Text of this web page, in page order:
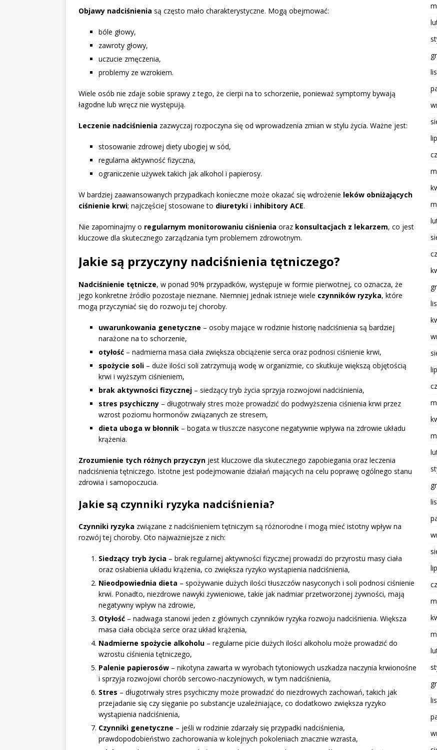
Objawy nadciśnienia są często mało charakterystyczne. Mogą obejmować:
bóle głowy,
zawroty głowy,
uczucie zmęczenia,
problemy ze wzrokiem.
Wiele osób nie zdaje sobie sprawy z tego, że cierpi na to schorzenie, ponieważ symptomy bywają
łagodne lub wręcz nie występują.
Leczenie nadciśnienia zazwyczaj rozpoczyna się od wprowadzenia zmian w stylu życia. Ważne jest:
stosowanie zdrowej diety ubogiej w sód,
regularna aktywność fizyczna,
ograniczenie używek takich jak alkohol i papierosy.
W bardziej zaawansowanych przypadkach konieczne może okazać się wdrożenie leków obniżających
ciśnienie krwi; najczęściej stosowane to diuretyki i inhibitory ACE.
Nie zapominajmy o regularnym monitorowaniu ciśnienia oraz konsultacjach z lekarzem, co jest
kluczowe dla skutecznego zarządzania tym problemem zdrowotnym.
Jakie są przyczyny nadciśnienia tętniczego?
Nadciśnienie tętnicze, w ponad 90% przypadków, występuje w formie pierwotnej, co oznacza, że
jego konkretne źródło pozostaje nieznane. Niemniej jednak istnieje wiele czynników ryzyka, które
mogą przyczyniać się do rozwoju tej choroby.
uwarunkowania genetyczne – osoby mające w rodzinie historię nadciśnienia są bardziej
narażone na to schorzenie,
otyłość – nadmierna masa ciała zwiększa obciążenie serca oraz podnosi ciśnienie krwi,
spożycie soli – duże ilości soli zatrzymują wodę w organizmie, co skutkuje większą objętością
krwi i wyższym ciśnieniem,
brak aktywności fizycznej – siedzący tryb życia sprzyja rozwojowi nadciśnienia,
stres psychiczny – długotrwały stres może prowadzić do podwyższenia ciśnienia krwi przez
wzrost poziomu hormonów związanych ze stresem,
dieta uboga w błonnik – bogata w tłuszcze nasycone negatywnie wpływa na zdrowie układu
krążenia.
Zrozumienie tych różnych przyczyn jest kluczowe dla skutecznego zapobiegania oraz leczenia
nadciśnienia tętniczego. Istotne jest podejmowanie działań mających na celu poprawę ogólnego stanu
zdrowia i samopoczucia.
Jakie są czynniki ryzyka nadciśnienia?
Czynniki ryzyka związane z nadciśnieniem tętniczym są różnorodne i mogą mieć istotny wpływ na
rozwój tej choroby. Oto najważniejsze z nich:
Siedzący tryb życia – brak regularnej aktywności fizycznej prowadzi do przyrostu masy ciała
oraz osłabienia układu krążenia, co zwiększa ryzyko wystąpienia nadciśnienia,
Nieodpowiednia dieta – spożywanie dużych ilości tłuszczów nasyconych i soli podnosi ciśnienie
krwi. Ponadto, niezdrowe nawyki żywieniowe, takie jak nadmiar przetworzonej żywności, mają
negatywny wpływ na zdrowie,
Otyłość – nadwaga stanowi jeden z głównych czynników ryzyka rozwoju nadciśnienia. Większa
masa ciała obciąża serce oraz układ krążenia,
Nadmierne spożycie alkoholu – regularne picie dużych ilości alkoholu może prowadzić do
wzrostu ciśnienia tętniczego,
Palenie papierosów – nikotyna zawarta w wyrobach tytoniowych uszkadza naczynia krwionośne
i sprzyja rozwojowi chorób sercowo-naczyniowych, w tym nadciśnienia,
Stres – długotrwały stres psychiczny może prowadzić do niezdrowych zachowań, takich jak
przejadanie się czy sięganie po substancje uzależniające, co dodatkowo zwiększa ryzyko
wystąpienia nadciśnienia,
Czynniki genetyczne – jeśli w rodzinie zdarzały się przypadki nadciśnienia,
prawdopodobieństwo zachorowania w kolejnych pokoleniach znacznie wzrasta,